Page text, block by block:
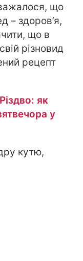
що
– здоров’я,
що в
різновид
рецепт
як
у
кутю,